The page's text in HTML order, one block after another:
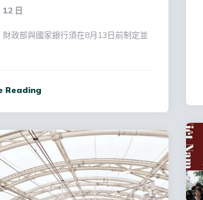
12 日
財政部與國家銀行須在8月13日前制定並
Reading